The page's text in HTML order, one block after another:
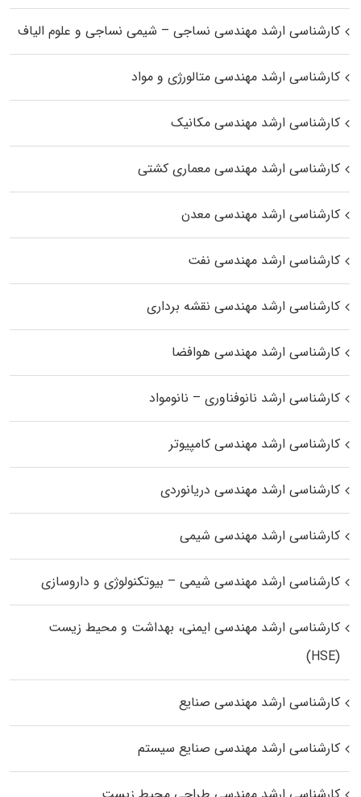
کارشناسی ارشد مهندسی نساجی – شیمی نساجی و علوم الیاف
کارشناسی ارشد مهندسی متالورژی و مواد
کارشناسی ارشد مهندسی مکانیک
کارشناسی ارشد مهندسی معماری کشتی
کارشناسی ارشد مهندسی معدن
کارشناسی ارشد مهندسی نفت
کارشناسی ارشد مهندسی نقشه برداری
کارشناسی ارشد مهندسی هوافضا
کارشناسی ارشد نانوفناوری – نانومواد
کارشناسی ارشد مهندسی کامپیوتر
کارشناسی ارشد مهندسی دریانوردی
کارشناسی ارشد مهندسی شیمی
کارشناسی ارشد مهندسی شیمی – بیوتکنولوژی و داروسازی
کارشناسی ارشد مهندسی ایمنی، بهداشت و محیط زیست
(HSE)
کارشناسی ارشد مهندسی صنایع
کارشناسی ارشد مهندسی صنایع سیستم